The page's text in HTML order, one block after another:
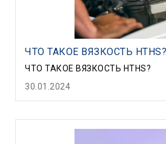
ЧТО ТАКОЕ ВЯЗКОСТЬ HTHS?
ЧТО ТАКОЕ ВЯЗКОСТЬ HTHS?
30.01.2024